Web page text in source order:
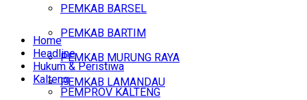
PEMKAB BARSEL
PEMKAB BARTIM
PEMKAB MURUNG RAYA
PEMKAB LAMANDAU
Home
Headline
Hukum & Peristiwa
Kalteng
PEMPROV KALTENG